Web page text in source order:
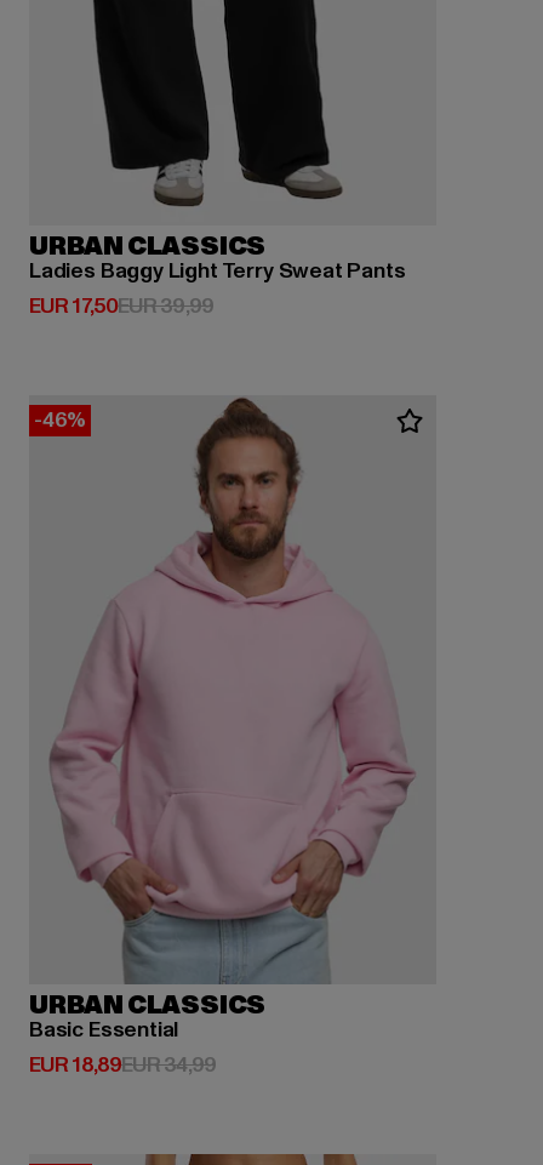
URBAN CLASSICS
Ladies Baggy Light Terry Sweat Pants
EUR 17,50
Huidige prijs: EUR 17,50
EUR 39,99Actieprijs: EUR 39,99
-46%
URBAN CLASSICS
Basic Essential
EUR 18,89
Huidige prijs: EUR 18,89
EUR 34,99Actieprijs: EUR 34,99